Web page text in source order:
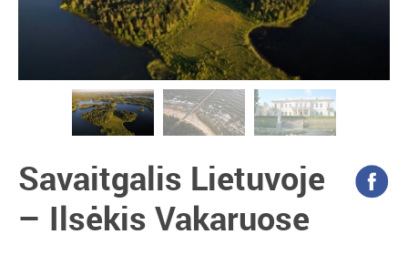
Savaitgalis Lietuvoje
– Ilsėkis Vakaruose